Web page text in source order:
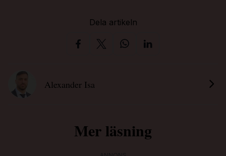
Dela artikeln
Alexander Isa
Mer läsning